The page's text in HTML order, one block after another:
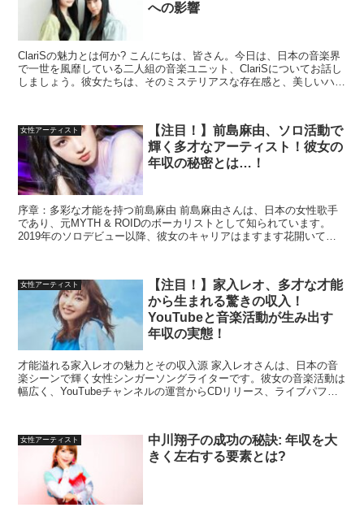
への影響
ClariSの魅力とは何か? こんにちは、皆さん。今日は、日本の音楽界
で一世を風靡している二人組の音楽ユニット、ClariSについてお話し
しましょう。彼女たちは、そのミステリアスな存在感と、美しいハー
女性アーティスト
【注目！】前島麻由、ソロ活動で
輝く多才なアーティスト！彼女の
年収の秘密とは…！
序章：多彩な才能を持つ前島麻由 前島麻由さんは、日本の女性歌手
であり、元MYTH & ROIDのボーカリストとして知られています。
2019年のソロデビュー以降、彼女のキャリアはますます花開いてい
女性アーティスト
【注目！】家入レオ、多才な才能
から生まれる驚きの収入！
YouTubeと音楽活動が生み出す
年収の実態！
才能溢れる家入レオの魅力とその収入源 家入レオさんは、日本の音
楽シーンで輝く女性シンガーソングライターです。彼女の音楽活動は
幅広く、YouTubeチャンネルの運営からCDリリース、ライブパフォ
女性アーティスト
中川翔子の成功の秘訣: 年収を大
きく左右する要素とは?